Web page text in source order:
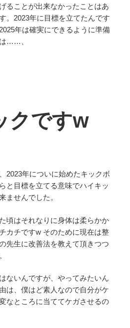
ることが出来なかったことはあ
。2023年に目標を立てたんです
年は確実にできるように準備
……、
クですw
2023年についに始めたキックボ
と目標を立てる意味でハイキッ
ませんでした。
頃はそれなりに身体は柔らかか
カチですw そのために現在は整
先生に改善法を教えて頂きつつ
ないんですが、やってみたいん
は、僕はど素人なので自分がケ
なところに当ててケガさせるの